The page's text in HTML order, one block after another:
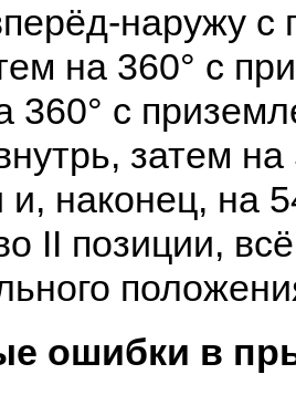
наружу
на 360° с
360° с
затем
и, наконец, на
II позиции,
ошибки в